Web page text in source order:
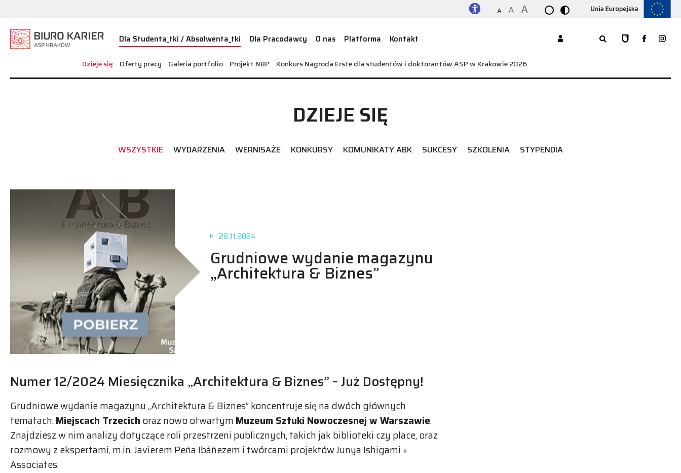
A A A
Dla Studenta_tki / Absolwenta_tki Dla Pracodawcy O nas Platforma Kontakt
Dzieje się Oferty pracy Galeria portfolio Projekt NBP Konkurs Nagroda Erste dla studentów i doktorantów ASP w Krakowie 2026
DZIEJE SIĘ
WSZYSTKIE WYDARZENIA WERNISAŻE KONKURSY KOMUNIKATY ABK SUKCESY SZKOLENIA STYPENDIA
28.11.2024
Grudniowe wydanie magazynu
„Architektura & Biznes”
Numer 12/2024 Miesięcznika „Architektura & Biznes” – Już Dostępny!
Grudniowe wydanie magazynu „Architektura & Biznes” koncentruje się na dwóch głównych
tematach:Miejscach Trzecich oraz nowo otwartym Muzeum Sztuki Nowoczesnej w Warszawie.
Znajdziesz w nim analizy dotyczące roli przestrzeni publicznych, takich jak biblioteki czy place, oraz
rozmowy z ekspertami, m.in. Javierem Peña Ibáñezem i twórcami projektów Junya Ishigami +
Associates.